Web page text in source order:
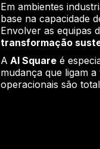
Em ambientes
base na capacidade
Envolver as equipas
transformação
A AI Squareé
mudança que ligam
operacionais são